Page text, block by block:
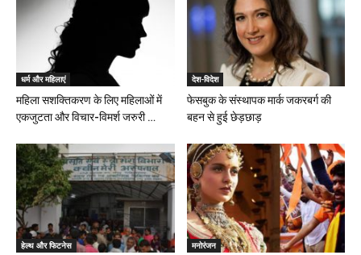
धर्म और महिलाएं
महिला सशक्तिकरण के लिए महिलाओं में
एकजुटता और विचार-विमर्श जरुरी …
देश-विदेश
फेसबुक के संस्थापक मार्क जकरबर्ग की
बहन से हुई छेड़छाड़
हेल्थ और फिटनेस मनोरंजन